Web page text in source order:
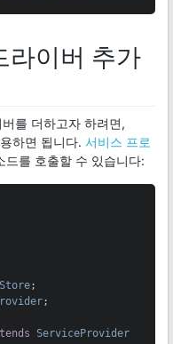
라이버 추가
를 더하고자 하려면,
하면 됩니다. 서비스 프로
드를 호출할 수 있습니다:
;
ServiceProvider